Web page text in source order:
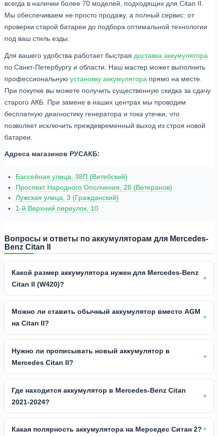
всегда в наличии более 70 моделей, подходящих для Citan II.
Мы обеспечиваем не просто продажу, а полный сервис: от
проверки старой батареи до подбора оптимальной технологии
под ваш стиль езды.
Для вашего удобства работает быстрая доставка аккумулятора
по Санкт-Петербургу и области. Наш мастер может выполнить
профессиональную установку аккумулятора прямо на месте.
При покупке вы можете получить существенную скидка за сдачу
старого АКБ. При замене в наших центрах мы проводим
бесплатную диагностику генератора и тока утечки, что
позволяет исключить преждевременный выход из строя новой
батареи.
Адреса магазинов РУСАКБ:
Бассейная улица, 38П (Витебский)
Проспект Народного Ополчения, 28 (Ветеранов)
Лужская улица, 3 (Гражданский)
1-й Верхний переулок, 10
Вопросы и ответы по аккумуляторам для Mercedes-
Benz Citan II
Какой размер аккумулятора нужен для Mercedes-Benz
Citan II (W420)?
Можно ли ставить обычный аккумулятор вместо AGM
на Citan II?
Нужно ли прописывать новый аккумулятор в
Mercedes Citan II?
Где находится аккумулятор в Mercedes-Benz Citan
2021-2024?
Какая полярность аккумулятора на Мерседес Ситан 2?